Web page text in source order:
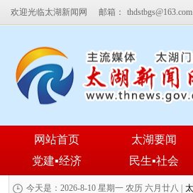
欢迎光临太湖新闻网 邮箱： thdstbgs@163.com
网站首页 太湖要闻
党建▪经济
民生▪社会
今天是：2026-8-10 星期一 农历 六月廿八 |